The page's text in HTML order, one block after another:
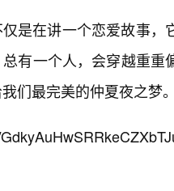
是在讲一个恋爱故事
有一个人，会穿越重
们最完美的仲夏夜之梦